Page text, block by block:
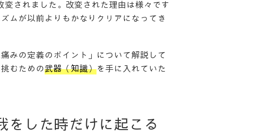
されました。改変された理由は様々です
ムが以前よりもかなりクリアになってき
みの定義のポイント」について解説して
むための武器（知識）を手に入れていた
をした時だけに起こる